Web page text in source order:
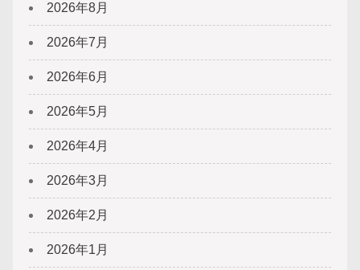
2026年8月
2026年7月
2026年6月
2026年5月
2026年4月
2026年3月
2026年2月
2026年1月